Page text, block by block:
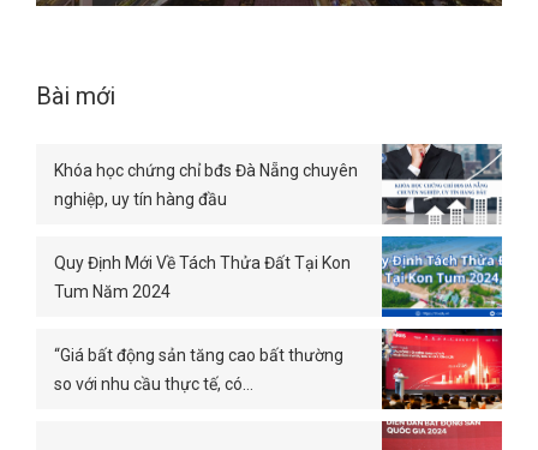
Bài mới
Khóa học chứng chỉ bđs Đà Nẵng chuyên
nghiệp, uy tín hàng đầu
Quy Định Mới Về Tách Thửa Đất Tại Kon
Tum Năm 2024
“Giá bất động sản tăng cao bất thường
so với nhu cầu thực tế, có…